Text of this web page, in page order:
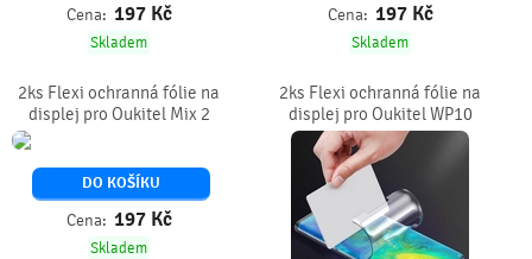
Cena: 197 Kč
Skladem
Cena: 197 Kč
Skladem
2ks Flexi ochranná fólie na
displej pro Oukitel Mix 2
DO KOŠÍKU
Cena: 197 Kč
Skladem
2ks Flexi ochranná fólie na
displej pro Oukitel WP10